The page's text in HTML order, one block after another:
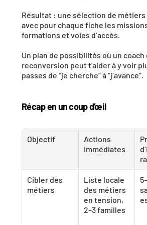
Résultat : une sélection de
avec pour chaque fiche les
formations et voies d’accès.
Un plan de possibilités où un
reconversion peut t'aider à y voir
passes de “je cherche” à “j’avance”.
Récap en un coup d’œil
Objectif
Actions
immédiates
Cibler des
métiers
Liste locale
des métiers
en tension,
2–3 familles